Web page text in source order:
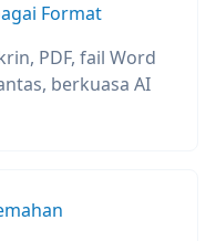
Format
PDF, fail Word
berkuasa AI